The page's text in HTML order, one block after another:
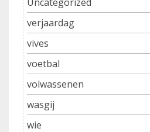
verjaardag
vives
voetbal
volwassenen
wasgij
wie